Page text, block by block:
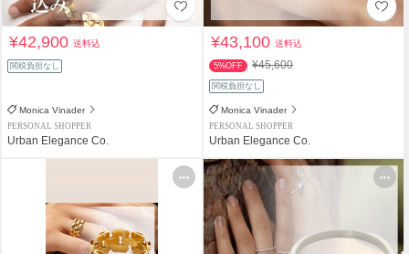
¥42,900送料込
関税負担なし
Monica Vinader
PERSONAL SHOPPER
Urban Elegance Co.
¥43,100送料込
5%OFF ¥45,600
関税負担なし
Monica Vinader
PERSONAL SHOPPER
Urban Elegance Co.